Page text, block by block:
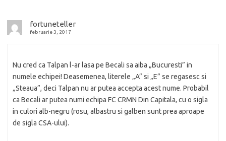
fortuneteller
februarie 3, 2017
Nu cred ca Talpan l-ar lasa pe Becali sa aiba „Bucuresti” in
numele echipei! Deasemenea, literele „A” si „E” se regasesc si
„Steaua”, deci Talpan nu ar putea accepta acest nume. Probabil
ca Becali ar putea numi echipa FC CRMN Din Capitala, cu o sigla
in culori alb-negru (rosu, albastru si galben sunt prea aproape
de sigla CSA-ului).